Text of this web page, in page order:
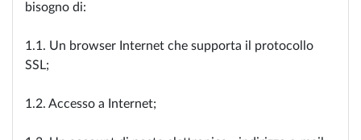
bisogno di:
1.1. Un browser Internet che supporta il protocollo
SSL;
1.2. Accesso a Internet;